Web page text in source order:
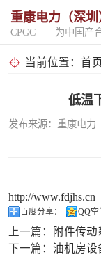
重康电力（深圳
当前位置： 首页
低温
发布来源：重康电
http://www.fdjhs.cn
百度分享： QQ空
上一篇：
附件传动
下一篇： 油机房设
固定开架式
移动电站